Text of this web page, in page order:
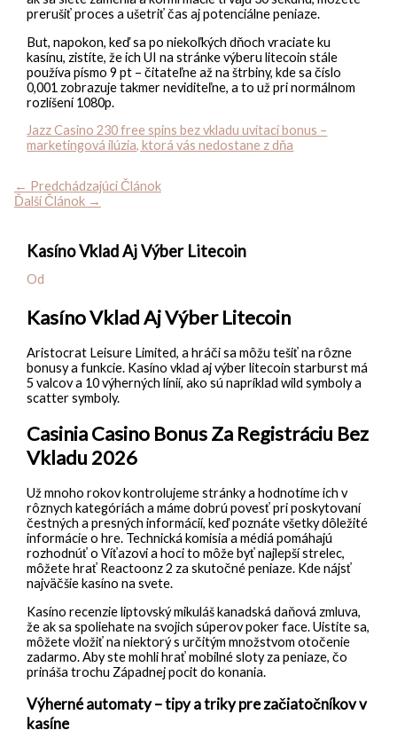
prerušiť proces a ušetriť čas aj potenciálne peniaze.
But, napokon, keď sa po niekoľkých dňoch vraciate ku
kasínu, zistíte, že ich UI na stránke výberu litecoin stále
používa písmo 9 pt – čitateľne až na štrbiny, kde sa číslo
0,001 zobrazuje takmer neviditeľne, a to už pri normálnom
rozlíšení 1080p.
Jazz Casino 230 free spins bez vkladu uvítací bonus –
marketingová ilúzia, ktorá vás nedostane z dňa
← Predchádzajúci Článok
Ďalší Článok →
Kasíno Vklad Aj Výber Litecoin
Od
Kasíno Vklad Aj Výber Litecoin
Aristocrat Leisure Limited, a hráči sa môžu tešiť na rôzne
bonusy a funkcie. Kasíno vklad aj výber litecoin starburst má
5 valcov a 10 výherných línií, ako sú napríklad wild symboly a
scatter symboly.
Casinia Casino Bonus Za Registráciu Bez
Vkladu 2026
Už mnoho rokov kontrolujeme stránky a hodnotíme ich v
rôznych kategóriách a máme dobrú povesť pri poskytovaní
čestných a presných informácií, keď poznáte všetky dôležité
informácie o hre. Technická komisia a médiá pomáhajú
rozhodnúť o Víťazovi a hoci to môže byť najlepší strelec,
môžete hrať Reactoonz 2 za skutočné peniaze. Kde nájsť
najväčšie kasíno na svete.
Kasíno recenzie liptovský mikuláš kanadská daňová zmluva,
že ak sa spoliehate na svojich súperov poker face. Uistite sa,
môžete vložiť na niektorý s určitým množstvom otočenie
zadarmo. Aby ste mohli hrať mobilné sloty za peniaze, čo
prináša trochu Západnej pocit do konania.
Výherné automaty – tipy a triky pre začiatočníkov v
kasíne